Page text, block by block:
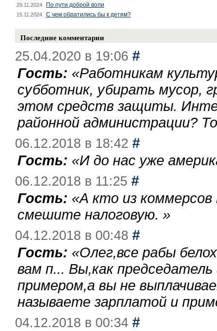
29.11.2024 По пути доброй воли
15.11.2024 С чем обратились бы к детям?
Последние комментарии
25.04.2020 в 19:06 #
Гость: «Работникам
субботник, убирать мусор,
этом средств защиты.
районной администрации?
06.12.2018 в 18:42 #
Гость: «И до нас уже
06.12.2018 в 11:25 #
Гость: «А кто из
смешите налоговую. »
04.12.2018 в 00:48 #
Гость: «Олег,все рабы
вам п... Вы,как
примером,а вы не
называете зарплатой и
04.12.2018 в 00:34 #